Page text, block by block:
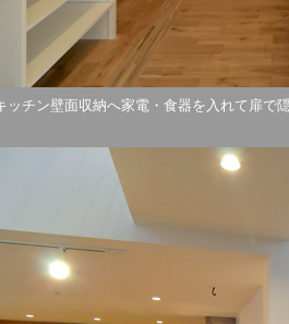
ッチン壁面収納へ家電・食器を入れて扉で